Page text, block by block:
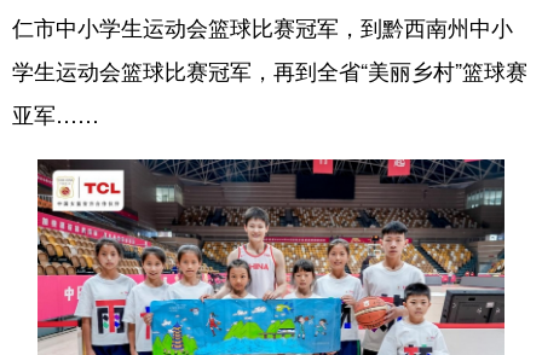
仁市中小学生运动会篮球比赛冠军，到黔西南州中小
学生运动会篮球比赛冠军，再到全省“美丽乡村”篮球赛
亚军……